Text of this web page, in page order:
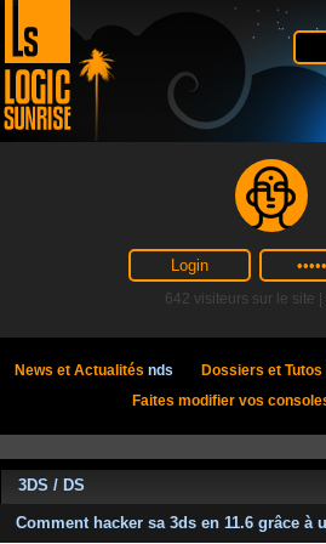
642 visiteurs sur le site |
News et Actualités nds Dossiers et Tutos
Faites modifier vos
3DS / DS
Comment hacker sa 3ds en 11.6 grâce à